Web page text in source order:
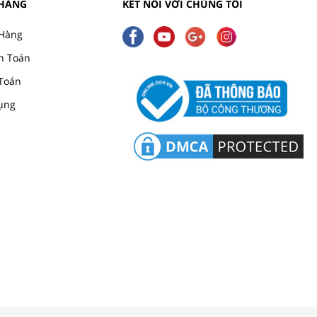
Toán
KẾT NỐI VỚI CHÚNG TÔI